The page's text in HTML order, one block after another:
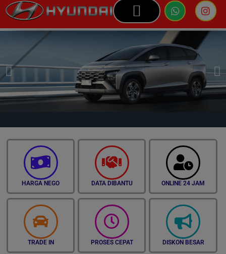
HARGA NEGO DATA DIBANTU ONLINE 24 JAM
TRADE IN PROSES CEPAT DISKON BESAR